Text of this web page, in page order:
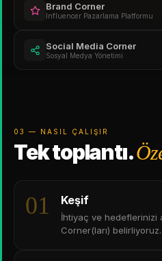
Brand Corner
Influencer Pazarlama Platformu
Social Media Corner
Sosyal Medya Yönetimi
03 — NASIL ÇALIŞIR
Tek toplantı.
01 Keşif
İhtiyaç ve hedeflerinizi
Corner(ları) belirliyoruz.